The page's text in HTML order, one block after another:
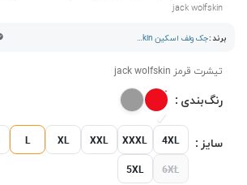
jack wolfskin
برند : جک ولف اسکین Jack Wolfskin
تیشرت قرمز jack wolfskin
رنگ‌بندی :
سایز : L XL XXL XXXL 4XL
5XL 6XL